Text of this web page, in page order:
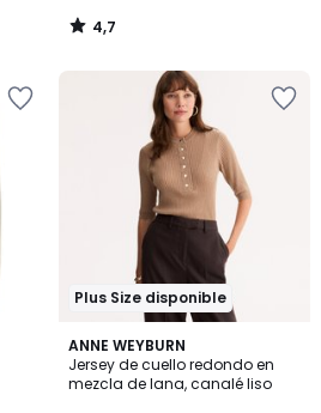
4,7
/
Plus Size disponible
ANNE WEYBURN
Jersey de cuello redondo en
mezcla de lana, canalé liso
5
/
5